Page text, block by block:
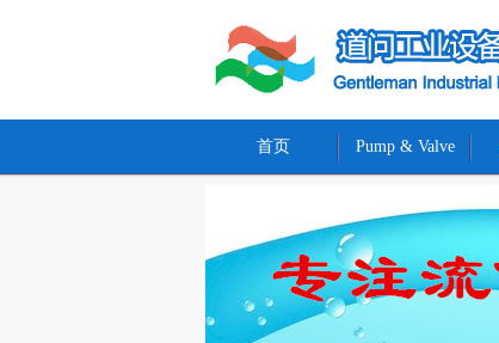
首页 Pump & Valve